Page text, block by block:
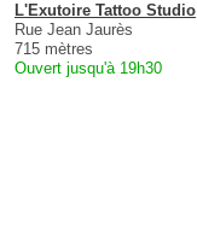
L'Exutoire Tattoo Studio
Rue Jean Jaurès
715 mètres
Ouvert jusqu'à 19h30